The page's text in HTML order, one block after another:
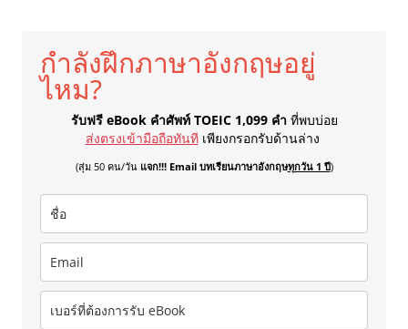
กำลังฝึกภาษาอังกฤษอยู่
ไหม?
รับฟรี eBook คำศัพท์ TOEIC 1,099 คำ ที่พบบ่อย
ส่งตรงเข้ามือถือทันที เพียงกรอกรับด้านล่าง
(สุ่ม 50 คน/วัน แจก!!! Email บทเรียนภาษาอังกฤษทุกวัน 1 ปี)